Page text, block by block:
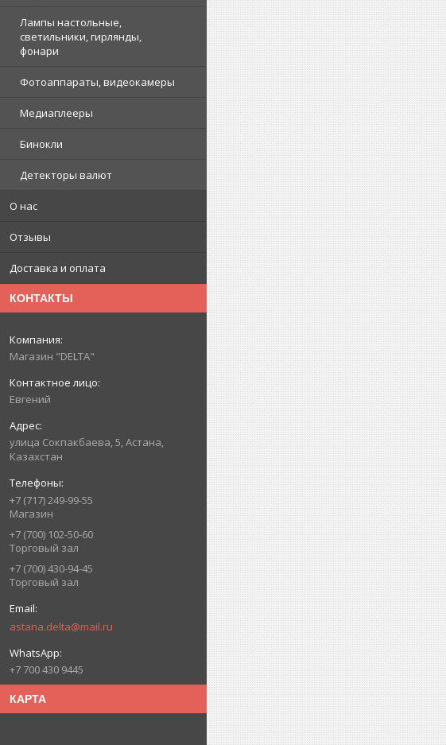
Лампы настольные,
светильники, гирлянды,
фонари
Фотоаппараты, видеокамеры
Медиаплееры
Бинокли
Детекторы валют
О нас
Отзывы
Доставка и оплата
КОНТАКТЫ
Магазин "DELTA"
Евгений
улица Сокпакбаева, 5, Астана,
Казахстан
+7 (717) 249-99-55
Магазин
+7 (700) 102-50-60
Торговый зал
+7 (700) 430-94-45
Торговый зал
astana.delta@mail.ru
+7 700 430 9445
КАРТА